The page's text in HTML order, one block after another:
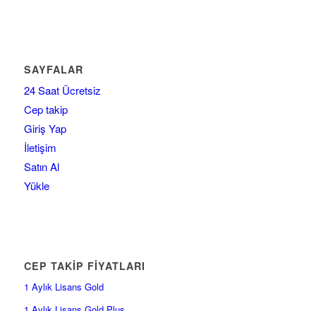
SAYFALAR
24 Saat Ücretsiz
Cep takip
Giriş Yap
İletişim
Satın Al
Yükle
CEP TAKİP FİYATLARI
1 Aylık Lisans Gold